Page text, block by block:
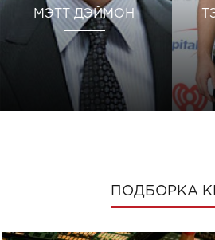
МЭТТ ДЭЙМОН
ПОДБОРКА